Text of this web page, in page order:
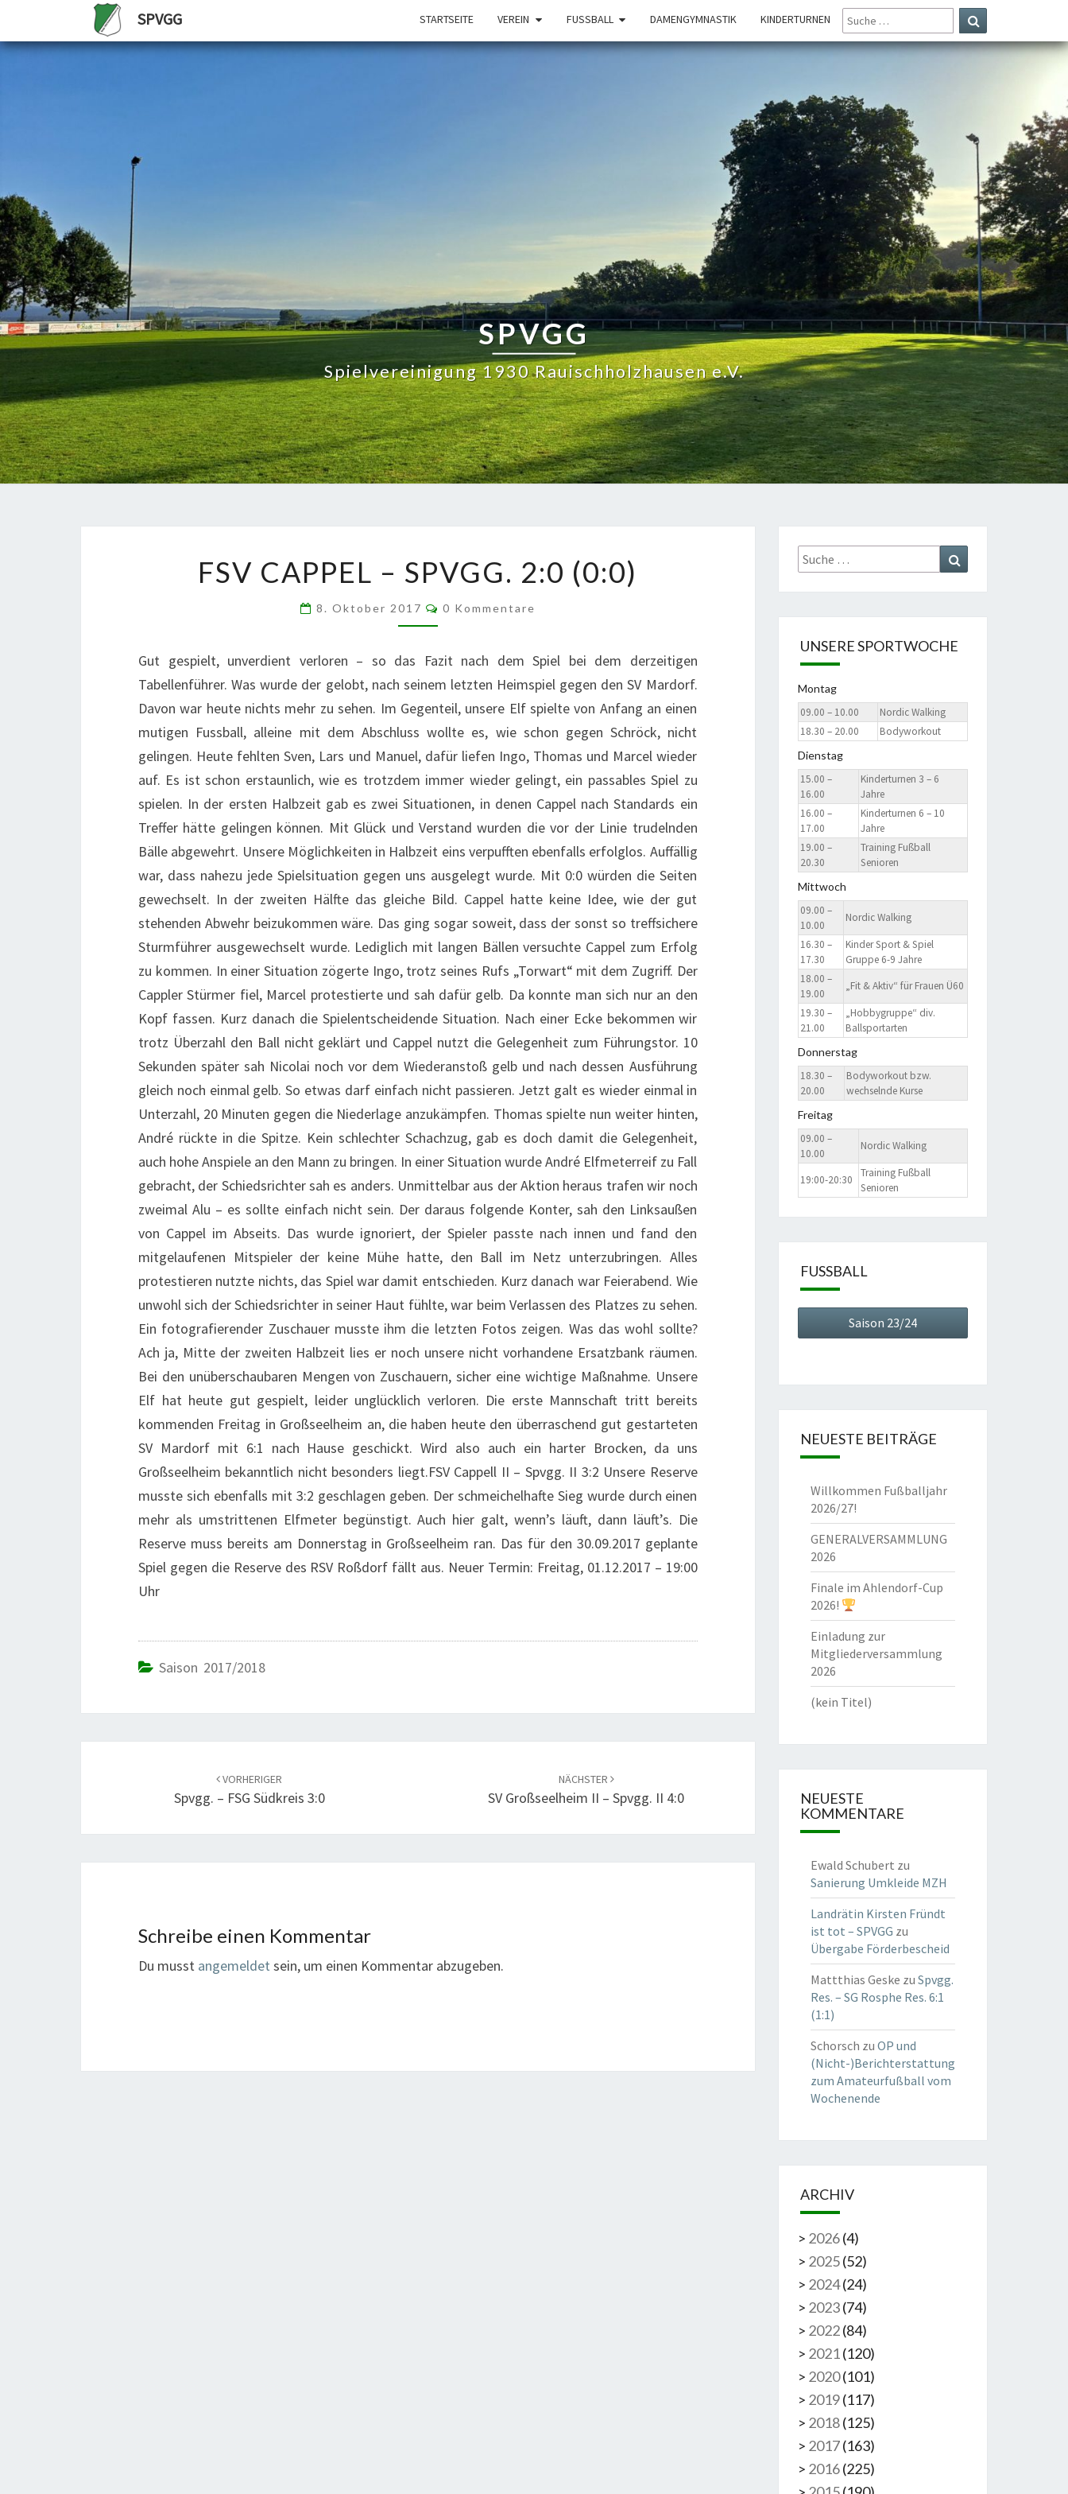
SPVGG STARTSEITE VEREIN FUSSBALL DAMENGYMNASTIK KINDERTURNEN
SUCHE
NACH:
Suchen
SPVGG
Spielvereinigung 1930 Rauischholzhausen e.V.
CAPPEL
SPVGG.
2:0
FSV CAPPEL – SPVGG. 2:0 (0:0)
8. Oktober 2017 Kommentare
0 Kommentare
Gut gespielt, unverdient verloren – so das Fazit nach dem Spiel bei dem derzeitigen
Tabellenführer. Was wurde der gelobt, nach seinem letzten Heimspiel gegen den SV Mardorf.
Davon war heute nichts mehr zu sehen. Im Gegenteil, unsere Elf spielte von Anfang an einen
mutigen Fussball, alleine mit dem Abschluss wollte es, wie schon gegen Schröck, nicht
gelingen. Heute fehlten Sven, Lars und Manuel, dafür liefen Ingo, Thomas und Marcel wieder
auf. Es ist schon erstaunlich, wie es trotzdem immer wieder gelingt, ein passables Spiel zu
spielen. In der ersten Halbzeit gab es zwei Situationen, in denen Cappel nach Standards ein
Treffer hätte gelingen können. Mit Glück und Verstand wurden die vor der Linie trudelnden
Bälle abgewehrt. Unsere Möglichkeiten in Halbzeit eins verpufften ebenfalls erfolglos. Auffällig
war, dass nahezu jede Spielsituation gegen uns ausgelegt wurde. Mit 0:0 würden die Seiten
gewechselt. In der zweiten Hälfte das gleiche Bild. Cappel hatte keine Idee, wie der gut
stehenden Abwehr beizukommen wäre. Das ging sogar soweit, dass der sonst so treffsichere
Sturmführer ausgewechselt wurde. Lediglich mit langen Bällen versuchte Cappel zum Erfolg
zu kommen. In einer Situation zögerte Ingo, trotz seines Rufs „Torwart“ mit dem Zugriff. Der
Cappler Stürmer fiel, Marcel protestierte und sah dafür gelb. Da konnte man sich nur an den
Kopf fassen. Kurz danach die Spielentscheidende Situation. Nach einer Ecke bekommen wir
trotz Überzahl den Ball nicht geklärt und Cappel nutzt die Gelegenheit zum Führungstor. 10
Sekunden später sah Nicolai noch vor dem Wiederanstoß gelb und nach dessen Ausführung
gleich noch einmal gelb. So etwas darf einfach nicht passieren. Jetzt galt es wieder einmal in
Unterzahl, 20 Minuten gegen die Niederlage anzukämpfen. Thomas spielte nun weiter hinten,
André rückte in die Spitze. Kein schlechter Schachzug, gab es doch damit die Gelegenheit,
auch hohe Anspiele an den Mann zu bringen. In einer Situation wurde André Elfmeterreif zu Fall
gebracht, der Schiedsrichter sah es anders. Unmittelbar aus der Aktion heraus trafen wir noch
zweimal Alu – es sollte einfach nicht sein. Der daraus folgende Konter, sah den Linksaußen
von Cappel im Abseits. Das wurde ignoriert, der Spieler passte nach innen und fand den
mitgelaufenen Mitspieler der keine Mühe hatte, den Ball im Netz unterzubringen. Alles
protestieren nutzte nichts, das Spiel war damit entschieden. Kurz danach war Feierabend. Wie
unwohl sich der Schiedsrichter in seiner Haut fühlte, war beim Verlassen des Platzes zu sehen.
Ein fotografierender Zuschauer musste ihm die letzten Fotos zeigen. Was das wohl sollte?
Ach ja, Mitte der zweiten Halbzeit lies er noch unsere nicht vorhandene Ersatzbank räumen.
Bei den unüberschaubaren Mengen von Zuschauern, sicher eine wichtige Maßnahme. Unsere
Elf hat heute gut gespielt, leider unglücklich verloren. Die erste Mannschaft tritt bereits
kommenden Freitag in Großseelheim an, die haben heute den überraschend gut gestarteten
SV Mardorf mit 6:1 nach Hause geschickt. Wird also auch ein harter Brocken, da uns
Großseelheim bekanntlich nicht besonders liegt.FSV Cappell II – Spvgg. II 3:2 Unsere Reserve
musste sich ebenfalls mit 3:2 geschlagen geben. Der schmeichelhafte Sieg wurde durch einen
mehr als umstrittenen Elfmeter begünstigt. Auch hier galt, wenn’s läuft, dann läuft’s. Die
Reserve muss bereits am Donnerstag in Großseelheim ran. Das für den 30.09.2017 geplante
Spiel gegen die Reserve des RSV Roßdorf fällt aus. Neuer Termin: Freitag, 01.12.2017 – 19:00
Uhr
Saison 2017/2018
VORHERIGER
Spvgg. – FSG Südkreis 3:0
NÄCHSTER
SV Großseelheim II – Spvgg. II 4:0
Schreibe einen Kommentar
Du musst angemeldet sein, um einen Kommentar abzugeben.
Suche
nach:
UNSERE SPORTWOCHE
Montag
09.00 – 10.00
Nordic Walking
18.30 – 20.00
Bodyworkout
Dienstag
15.00 –
16.00
Kinderturnen 3 – 6
Jahre
16.00 –
17.00
Kinderturnen 6 – 10
Jahre
19.00 –
20.30
Training Fußball
Senioren
Mittwoch
09.00 –
10.00
Nordic Walking
16.30 –
17.30
Kinder Sport & Spiel
Gruppe 6-9 Jahre
18.00 –
19.00
„Fit & Aktiv“ für Frauen Ü60
19.30 –
21.00
„Hobbygruppe“ div.
Ballsportarten
Donnerstag
18.30 –
20.00
Bodyworkout bzw.
wechselnde Kurse
Freitag
09.00 –
10.00
Nordic Walking
19:00-20:30
Training Fußball
Senioren
FUSSBALL
Saison 23/24
NEUESTE BEITRÄGE
Willkommen Fußballjahr
2026/27!
GENERALVERSAMMLUNG
2026
Finale im Ahlendorf-Cup
2026!
Einladung zur
Mitgliederversammlung
2026
(kein Titel)
NEUESTE
KOMMENTARE
Ewald Schubert zu
Sanierung Umkleide MZH
Landrätin Kirsten Fründt
ist tot – SPVGG zu
Übergabe Förderbescheid
Mattthias Geske zu Spvgg.
Res. – SG Rosphe Res. 6:1
(1:1)
Schorsch zu OP und
(Nicht-)Berichterstattung
zum Amateurfußball vom
Wochenende
ARCHIV
> 2026 (4)
> 2025 (52)
> 2024 (24)
> 2023 (74)
> 2022 (84)
> 2021 (120)
> 2020 (101)
> 2019 (117)
> 2018 (125)
> 2017 (163)
> 2016 (225)